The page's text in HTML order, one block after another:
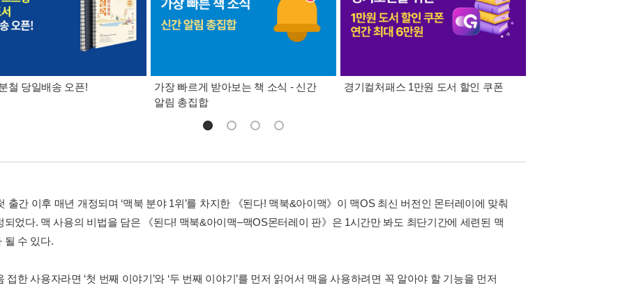
철 당일배송 오픈!
가장 빠르게 받아보는 책 소식 - 신간
알림 총집합
경기컬처패스 1만원 도서 할인 쿠폰
출간 이후 매년 개정되며 ‘맥북 분야 1위’를 차지한 《된다! 맥북&아이맥》이 맥OS 최신 버전인 몬터레이에 맞춰
되었다. 맥 사용의 비법을 담은 《된다! 맥북&아이맥–맥OS몬터레이 판》은 1시간만 봐도 최단기간에 세련된 맥
될 수 있다.
접한 사용자라면 ‘첫 번째 이야기’와 ‘두 번째 이야기’를 먼저 읽어서 맥을 사용하려면 꼭 알아야 할 기능을 먼저